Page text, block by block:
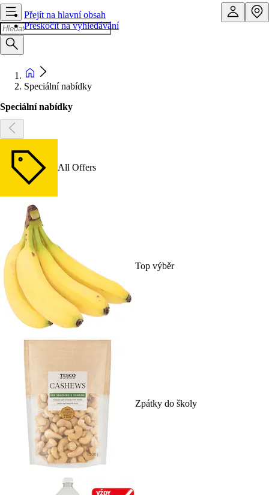
Přejít na hlavní obsah
Přeskočit na vyhledávání
Speciální nabídky
Speciální nabídky
All Offers
Top výběr
Zpátky do školy